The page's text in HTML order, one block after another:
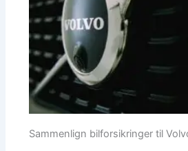
Sammenlign bilforsikringer til